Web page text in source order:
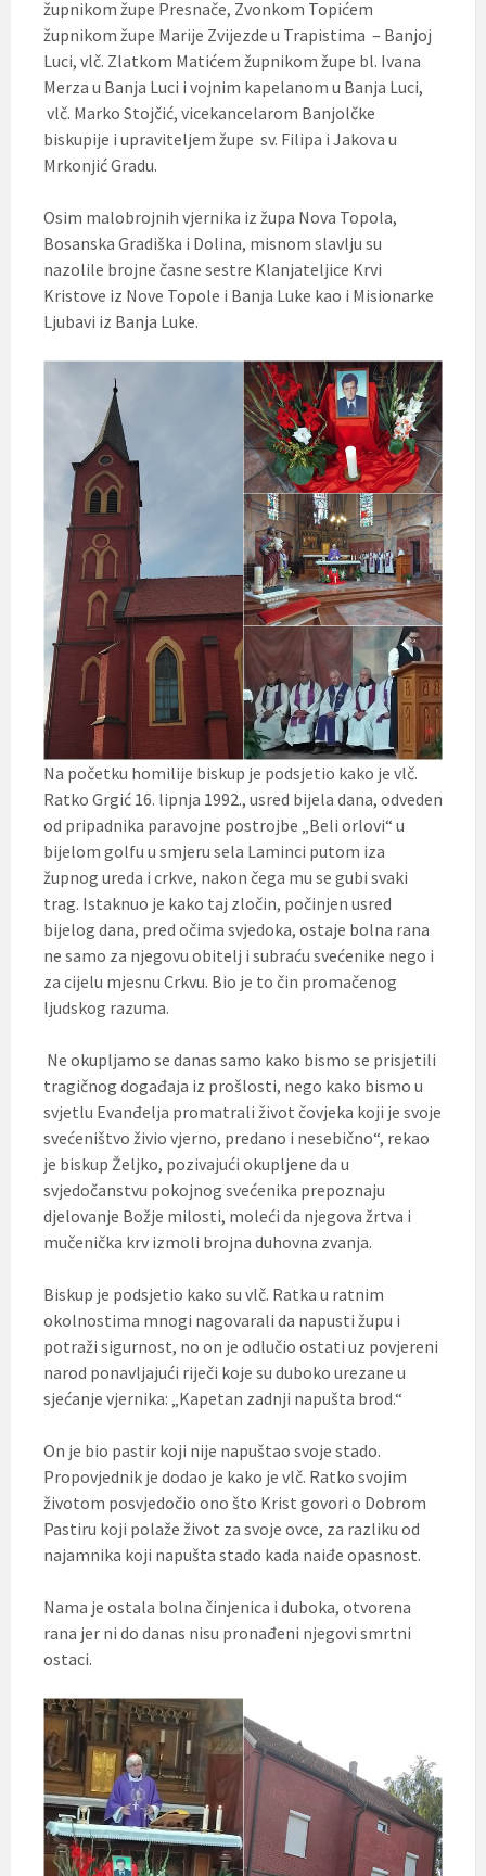
župnikom župe Presnače, Zvonkom Topićem
župnikom župe Marije Zvijezde u Trapistima – Banjoj
Luci, vlč. Zlatkom Matićem župnikom župe bl. Ivana
Merza u Banja Luci i vojnim kapelanom u Banja Luci,
vlč. Marko Stojčić, vicekancelarom Banjolčke
biskupije i upraviteljem župe sv. Filipa i Jakova u
Mrkonjić Gradu.
Osim malobrojnih vjernika iz župa Nova Topola,
Bosanska Gradiška i Dolina, misnom slavlju su
nazolile brojne časne sestre Klanjateljice Krvi
Kristove iz Nove Topole i Banja Luke kao i Misionarke
Ljubavi iz Banja Luke.
Na početku homilije biskup je podsjetio kako je vlč.
Ratko Grgić 16. lipnja 1992., usred bijela dana, odveden
od pripadnika paravojne postrojbe „Beli orlovi“ u
bijelom golfu u smjeru sela Laminci putom iza
župnog ureda i crkve, nakon čega mu se gubi svaki
trag. Istaknuo je kako taj zločin, počinjen usred
bijelog dana, pred očima svjedoka, ostaje bolna rana
ne samo za njegovu obitelj i subraću svećenike nego i
za cijelu mjesnu Crkvu. Bio je to čin promačenog
ljudskog razuma.
Ne okupljamo se danas samo kako bismo se prisjetili
tragičnog događaja iz prošlosti, nego kako bismo u
svjetlu Evanđelja promatrali život čovjeka koji je svoje
svećeništvo živio vjerno, predano i nesebično“, rekao
je biskup Željko, pozivajući okupljene da u
svjedočanstvu pokojnog svećenika prepoznaju
djelovanje Božje milosti, moleći da njegova žrtva i
mučenička krv izmoli brojna duhovna zvanja.
Biskup je podsjetio kako su vlč. Ratka u ratnim
okolnostima mnogi nagovarali da napusti župu i
potraži sigurnost, no on je odlučio ostati uz povjereni
narod ponavljajući riječi koje su duboko urezane u
sjećanje vjernika: „Kapetan zadnji napušta brod.“
On je bio pastir koji nije napuštao svoje stado.
Propovjednik je dodao je kako je vlč. Ratko svojim
životom posvjedočio ono što Krist govori o Dobrom
Pastiru koji polaže život za svoje ovce, za razliku od
najamnika koji napušta stado kada naiđe opasnost.
Nama je ostala bolna činjenica i duboka, otvorena
rana jer ni do danas nisu pronađeni njegovi smrtni
ostaci.